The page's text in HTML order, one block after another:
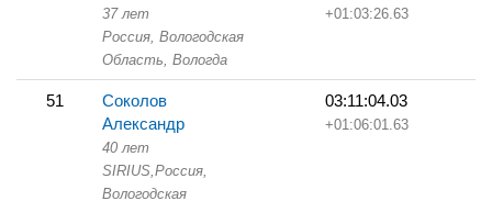
37 лет
Россия, Вологодская
Область, Вологда
+01:03:26.63
51
Соколов
Александр
40 лет
SIRIUS,Россия,
Вологодская
03:11:04.03
+01:06:01.63